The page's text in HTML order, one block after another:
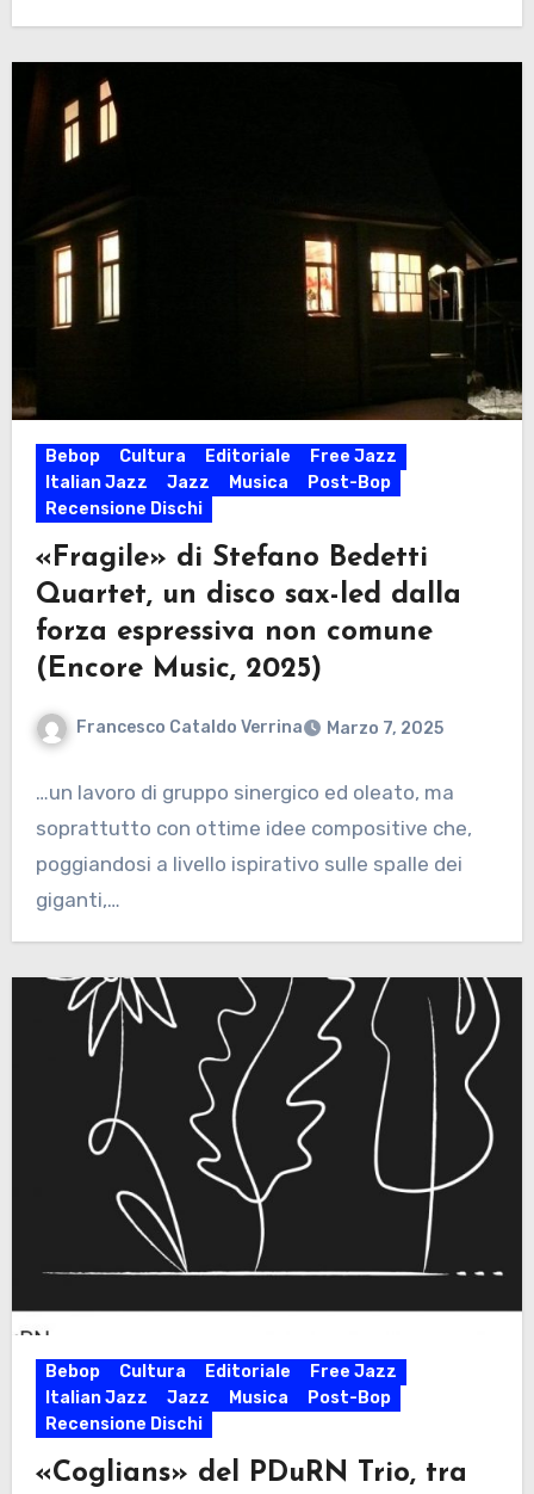
Bebop Cultura Editoriale
Free Jazz
Italian Jazz
Jazz Musica
Post-Bop
Recensione Dischi
«Fragile» di Stefano Bedetti
Quartet, un disco sax-led dalla
forza espressiva non comune
(Encore Music, 2025)
Francesco Cataldo Verrina Marzo 7, 2025
…un lavoro di gruppo sinergico ed oleato, ma
soprattutto con ottime idee compositive che,
poggiandosi a livello ispirativo sulle spalle dei
giganti,…
Bebop Cultura Editoriale
Free Jazz
Italian Jazz
Jazz Musica
Post-Bop
Recensione Dischi
«Coglians» del PDuRN Trio, tra